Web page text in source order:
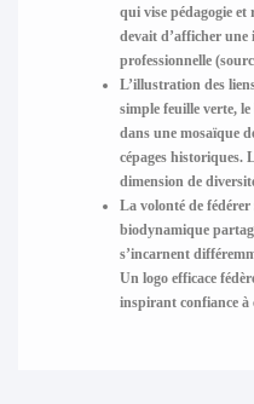
qui vise pédagogie et
devait d’afficher une
professionnelle
L’illustration des
simple feuille verte,
dans une mosaïque
cépages historiques.
dimension de
La volonté de fédérer
biodynamique
s’incarnent
Un logo efficace
inspirant confiance à